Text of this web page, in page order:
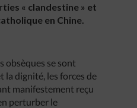
« clandestine » et
en Chine.
obsèques se sont
la dignité, les forces de
manifestement reçu
perturber le